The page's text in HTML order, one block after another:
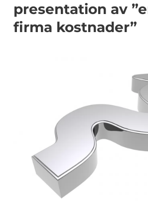
presentation av
firma kostnader”